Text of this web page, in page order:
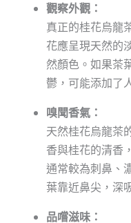
觀察外觀：
真正的桂花烏龍
花應呈現天然的
然顏色。如果茶
鬱，可能添加了
嗅聞香氣：
天然桂花烏龍茶
香與桂花的清香
通常較為刺鼻、
葉靠近鼻尖，深
品嚐滋味：